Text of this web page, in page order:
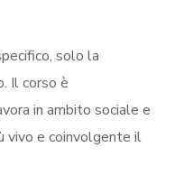
solo la
Il corso è
in ambito sociale e
vivo e coinvolgente il